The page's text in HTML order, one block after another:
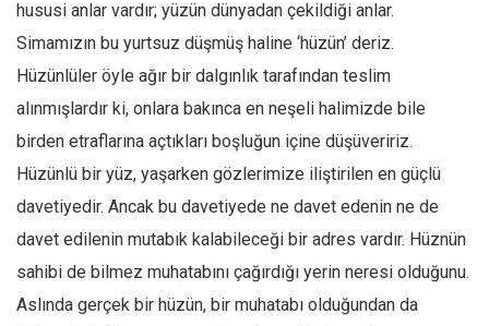
Bu Sayı
Tüm Sayılar
Kategoriler
Kültür Sanat
hususi anlar vardır; yüzün dünyadan çekildiği anlar.
Simamızın bu yurtsuz düşmüş haline ‘hüzün’ deriz.
Hüzünlüler öyle ağır bir dalgınlık tarafından teslim
alınmışlardır ki, onlara bakınca en neşeli halimizde bile
birden etraflarına açtıkları boşluğun içine düşüveririz.
Hüzünlü bir yüz, yaşarken gözlerimize iliştirilen en güçlü
davetiyedir. Ancak bu davetiyede ne davet edenin ne de
davet edilenin mutabık kalabileceği bir adres vardır. Hüznün
sahibi de bilmez muhatabını çağırdığı yerin neresi olduğunu.
Aslında gerçek bir hüzün, bir muhatabı olduğundan da